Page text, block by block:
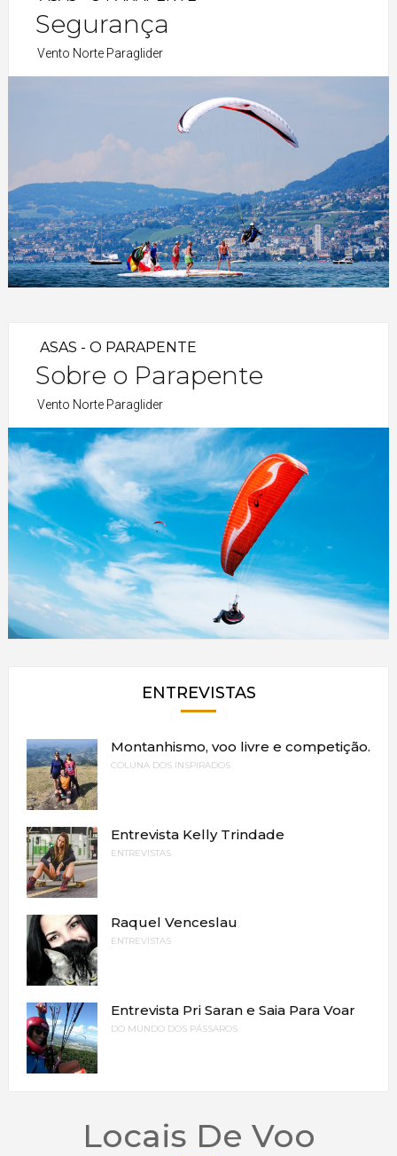
Segurança
Vento Norte Paraglider
ASAS - O PARAPENTE
Sobre o Parapente
Vento Norte Paraglider
ENTREVISTAS
Montanhismo, voo livre e competição.
COLUNA DOS INSPIRADOS
Entrevista Kelly Trindade
ENTREVISTAS
Raquel Venceslau
ENTREVISTAS
Entrevista Pri Saran e Saia Para Voar
DO MUNDO DOS PÁSSAROS
Locais De Voo